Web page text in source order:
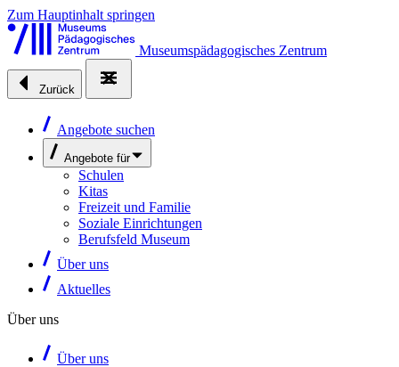
Zum Hauptinhalt springen
Museumspädagogisches Zentrum
Zurück
Angebote suchen
Angebote für
Schulen
Kitas
Freizeit und Familie
Soziale Einrichtungen
Berufsfeld Museum
Über uns
Aktuelles
Über uns
Über uns